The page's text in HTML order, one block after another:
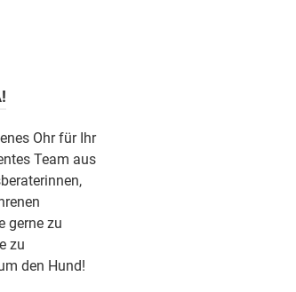
Ohr für Ihr
Team aus
gerne zu
zu
den Hund!